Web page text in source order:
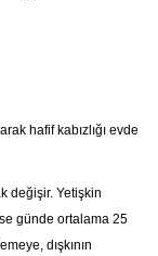
hafif kabızlığı evde
değişir. Yetişkin
günde ortalama 25
dışkının